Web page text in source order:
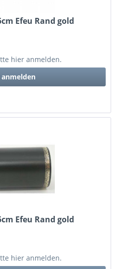
Efeu Rand gold
hier anmelden.
Efeu Rand gold
hier anmelden.